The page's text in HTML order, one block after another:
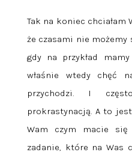
Tak na koniec chciałam
że czasami nie możemy
gdy na przykład
właśnie wtedy chęć
przychodzi. I
prokrastynacją. A to
Wam czym macie
zadanie, które na Was